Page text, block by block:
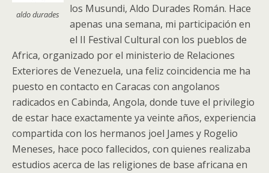
aldo durades
los Musundi, Aldo Durades Román. Hace
apenas una semana, mi participación en
el II Festival Cultural con los pueblos de
Africa, organizado por el ministerio de Relaciones
Exteriores de Venezuela, una feliz coincidencia me ha
puesto en contacto en Caracas con angolanos
radicados en Cabinda, Angola, donde tuve el privilegio
de estar hace exactamente ya veinte años, experiencia
compartida con los hermanos joel James y Rogelio
Meneses, hace poco fallecidos, con quienes realizaba
estudios acerca de las religiones de base africana en